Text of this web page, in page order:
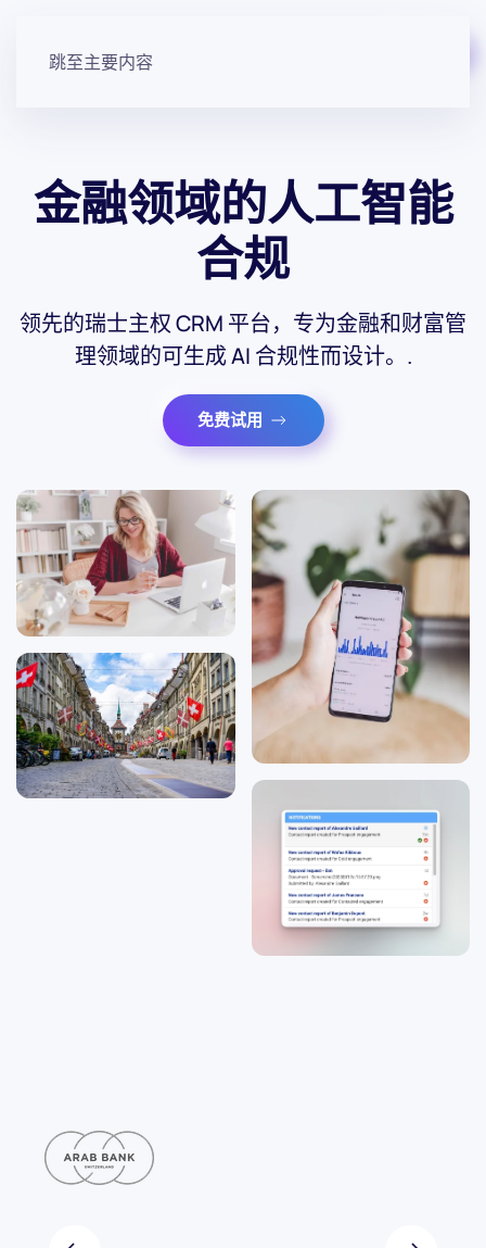
跳至主要内容
金融领域的人工智能
合规
领先的瑞士主权 CRM 平台，专为金融和财富管
理领域的可生成 AI 合规性而设计。.
免费试用